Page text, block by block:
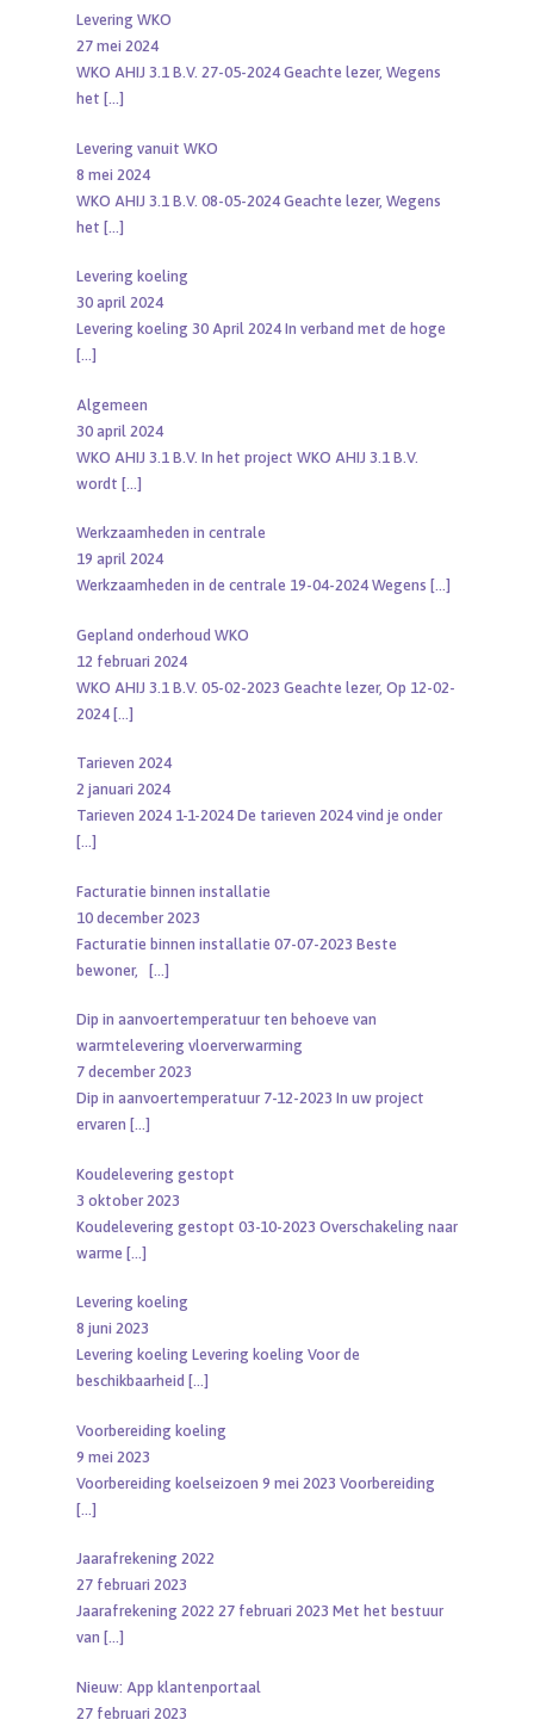
Levering WKO
27 mei 2024
WKO AHIJ 3.1 B.V. 27-05-2024 Geachte lezer, Wegens
het […]
Levering vanuit WKO
8 mei 2024
WKO AHIJ 3.1 B.V. 08-05-2024 Geachte lezer, Wegens
het […]
Levering koeling
30 april 2024
Levering koeling 30 April 2024 In verband met de hoge
[…]
Algemeen
30 april 2024
WKO AHIJ 3.1 B.V. In het project WKO AHIJ 3.1 B.V.
wordt […]
Werkzaamheden in centrale
19 april 2024
Werkzaamheden in de centrale 19-04-2024 Wegens […]
Gepland onderhoud WKO
12 februari 2024
WKO AHIJ 3.1 B.V. 05-02-2023 Geachte lezer, Op 12-02-
2024[…]
Tarieven 2024
2 januari 2024
Tarieven 2024 1-1-2024 De tarieven 2024 vind je onder
[…]
Facturatie binnen installatie
10 december 2023
Facturatie binnen installatie 07-07-2023 Beste
bewoner, […]
Dip in aanvoertemperatuur ten behoeve van
warmtelevering vloerverwarming
7 december 2023
Dip in aanvoertemperatuur 7-12-2023 In uw project
ervaren […]
Koudelevering gestopt
3 oktober 2023
Koudelevering gestopt 03-10-2023 Overschakeling naar
warme […]
Levering koeling
8 juni 2023
Levering koeling Levering koeling Voor de
beschikbaarheid […]
Voorbereiding koeling
9 mei 2023
Voorbereiding koelseizoen 9 mei 2023 Voorbereiding
[…]
Jaarafrekening 2022
27 februari 2023
Jaarafrekening 2022 27 februari 2023 Met het bestuur
van […]
Nieuw: App klantenportaal
27 februari 2023